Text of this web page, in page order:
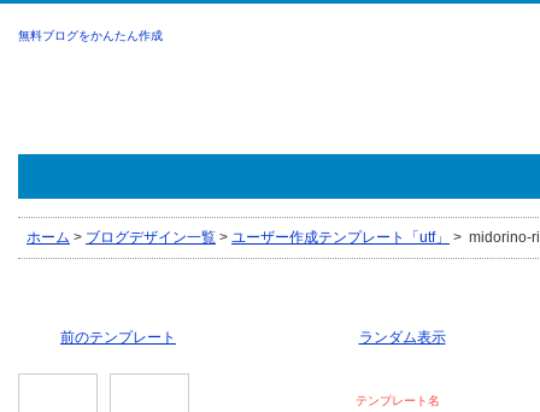
無料ブログをかんたん作成
ホーム > ブログデザイン一覧 > ユーザー作成テンプレート「utf」 > midorino-
前のテンプレート ランダム表示
テンプレート名